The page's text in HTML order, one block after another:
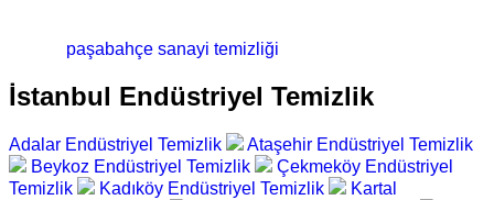
paşabahçe sanayi temizliği
İstanbul Endüstriyel Temizlik
Adalar Endüstriyel Temizlik
Ataşehir Endüstriyel Temizlik
Beykoz Endüstriyel Temizlik
Çekmeköy Endüstriyel
Temizlik
Kadıköy Endüstriyel Temizlik
Kartal